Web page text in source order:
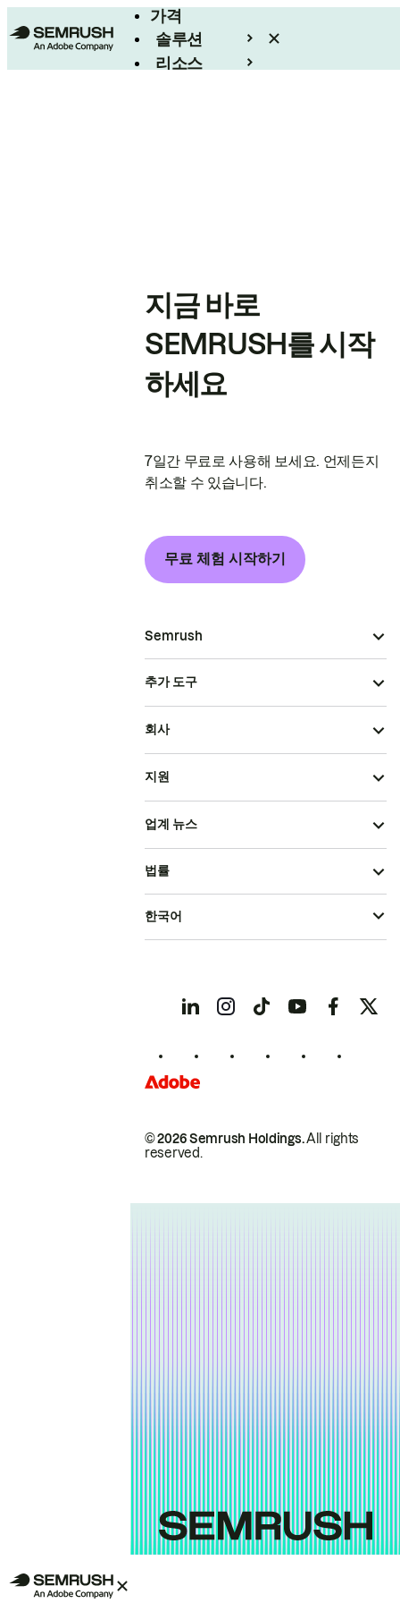
가격
솔루션
리소스
지금 바로
SEMRUSH를 시작
하세요
7일간 무료로 사용해 보세요. 언제든지
취소할 수 있습니다.
무료 체험 시작하기
Semrush
추가 도구
회사
지원
업계 뉴스
© 2026 Semrush Holdings.All rights
reserved.
법률
한국어